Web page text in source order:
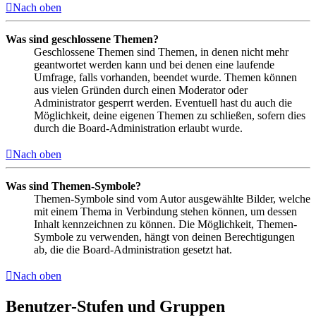
Nach oben
Was sind geschlossene Themen?
Geschlossene Themen sind Themen, in denen nicht mehr
geantwortet werden kann und bei denen eine laufende
Umfrage, falls vorhanden, beendet wurde. Themen können
aus vielen Gründen durch einen Moderator oder
Administrator gesperrt werden. Eventuell hast du auch die
Möglichkeit, deine eigenen Themen zu schließen, sofern dies
durch die Board-Administration erlaubt wurde.
Nach oben
Was sind Themen-Symbole?
Themen-Symbole sind vom Autor ausgewählte Bilder, welche
mit einem Thema in Verbindung stehen können, um dessen
Inhalt kennzeichnen zu können. Die Möglichkeit, Themen-
Symbole zu verwenden, hängt von deinen Berechtigungen
ab, die die Board-Administration gesetzt hat.
Nach oben
Benutzer-Stufen und Gruppen